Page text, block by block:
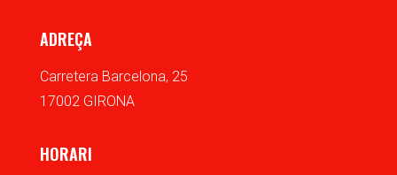
ADREÇA
Carretera Barcelona, 25
17002 GIRONA
HORARI